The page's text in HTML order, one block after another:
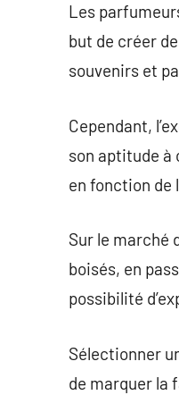
Les
but de créer
souvenirs et
Cependant,
son aptitude à
en fonction de
Sur le marché
boisés, en
possibilité
Sélectionner
de marquer la